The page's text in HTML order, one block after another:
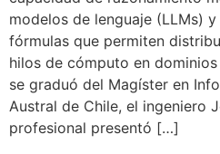
modelos de lenguaje (LLMs)
fórmulas que permiten
hilos de cómputo en
se graduó del Magíster en
Austral de Chile, el ingeniero
profesional presentó […]